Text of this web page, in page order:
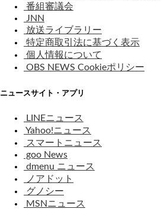
番組審議会
JNN
放送ライブラリー
特定商取引法に基づく表示
個人情報について
OBS NEWS Cookieポリシー
ニュースサイト・アプリ
LINEニュース
Yahoo!ニュース
スマートニュース
goo News
dmenu ニュース
ノアドット
グノシー
MSNニュース